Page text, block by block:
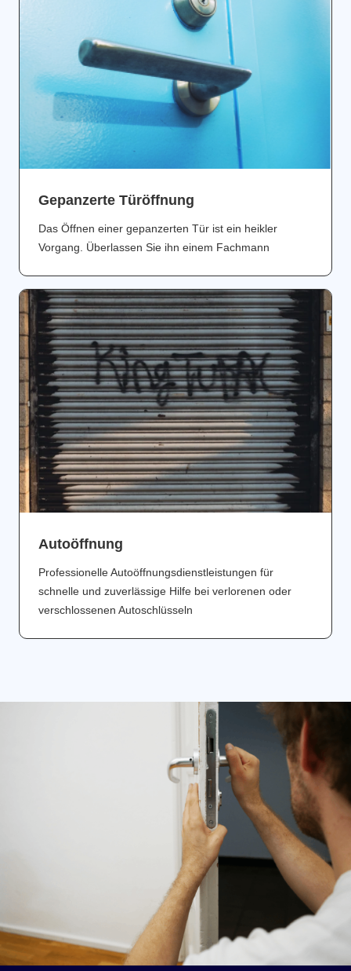
Gepanzerte Türöffnung
Das Öffnen einer gepanzerten Tür ist ein heikler
Vorgang. Überlassen Sie ihn einem Fachmann
Аutoöffnung
Professionelle Autoöffnungsdienstleistungen für
schnelle und zuverlässige Hilfe bei verlorenen oder
verschlossenen Autoschlüsseln